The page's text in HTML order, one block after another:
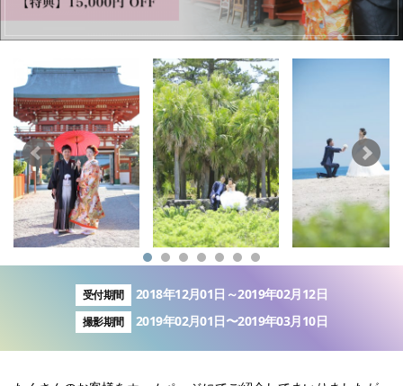
受付期間 2018年12月01日～2019年02月12日
撮影期間 2019年02月01日〜2019年03月10日